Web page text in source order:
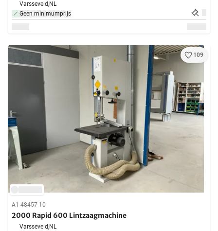
Varsseveld,NL
Geen minimumprijs
109
A1-48457-10
2000 Rapid 600 Lintzaagmachine
Varsseveld,NL